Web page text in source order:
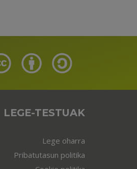
LEGE-TESTUAK
Lege oharra
Pribatutasun politika